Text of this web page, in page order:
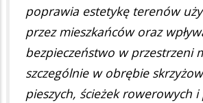
poprawia estetykę terenów
przez mieszkańców oraz
bezpieczeństwo w przestrzeni
szczególnie w obrębie
pieszych, ścieżek rowerowych